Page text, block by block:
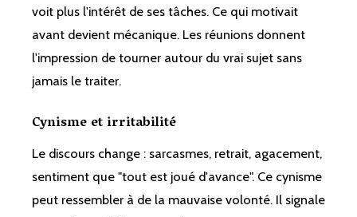
voit plus l'intérêt de ses tâches. Ce qui motivait
avant devient mécanique. Les réunions donnent
l'impression de tourner autour du vrai sujet sans
jamais le traiter.
Cynisme et irritabilité
Le discours change : sarcasmes, retrait, agacement,
sentiment que "tout est joué d'avance". Ce cynisme
peut ressembler à de la mauvaise volonté. Il signale